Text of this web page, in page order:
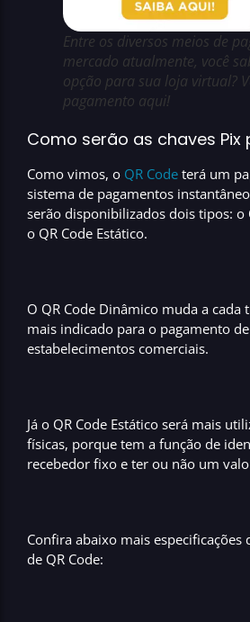
Entre os diversos meios de
mercado atualmente, você
opção para sua loja virtual?
pagamento aqui!
Como serão as chaves Pix
Como vimos, o QR Code terá um
sistema de pagamentos
serão disponibilizados dois tipos: o
o QR Code Estático.
O QR Code Dinâmico muda a cada
mais indicado para o pagamento de
estabelecimentos comerciais.
Já o QR Code Estático será mais
físicas, porque tem a função de
recebedor fixo e ter ou não um
Confira abaixo mais especificações
de QR Code: